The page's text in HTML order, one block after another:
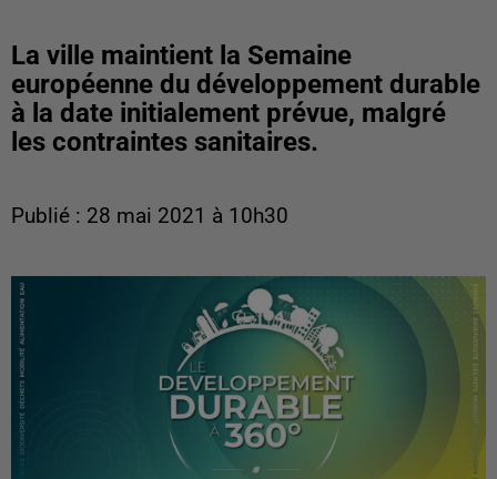
La ville maintient la Semaine
européenne du développement durable
à la date initialement prévue, malgré
les contraintes sanitaires.
Publié : 28 mai 2021 à 10h30